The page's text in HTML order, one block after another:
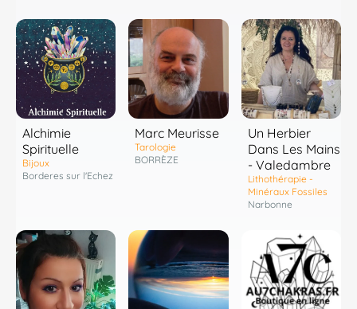
Alchimie
Spirituelle
Bijoux
Borderes sur l'Echez
Marc Meurisse
Tarologie
BORRÈZE
Un Herbier
Dans Les Mains
- Valedambre
Lithothérapie -
Minéraux Fossiles
Narbonne